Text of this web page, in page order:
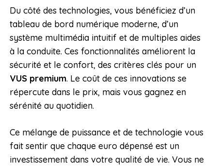
Du côté des technologies, vous bénéficiez d’un
tableau de bord numérique moderne, d’un
système multimédia intuitif et de multiples aides
à la conduite. Ces fonctionnalités améliorent la
sécurité et le confort, des critères clés pour un
VUS premium. Le coût de ces innovations se
répercute dans le prix, mais vous gagnez en
sérénité au quotidien.
Ce mélange de puissance et de technologie vous
fait sentir que chaque euro dépensé est un
investissement dans votre qualité de vie. Vous ne